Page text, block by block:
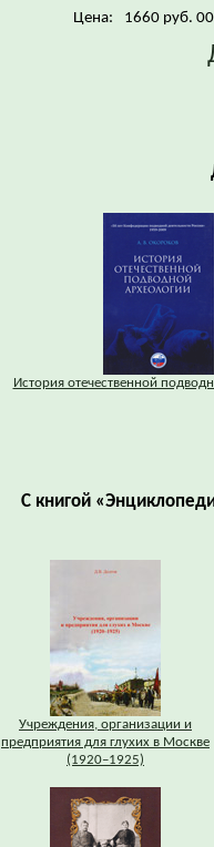
Цена:
1660 руб.
История отечественной
С книгой
Учреждения, организации и
предприятия для глухих в Москве
(1920–1925)